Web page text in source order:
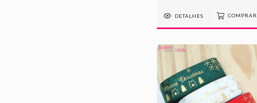
DETALHES COMPRAR